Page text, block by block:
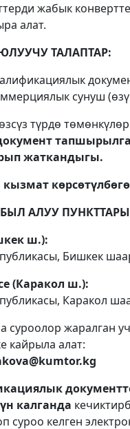
жабык
алат.
ТАЛАПТАР:
сунуш
түрдө
жаткандыгы.
АЛУУ ПУНКТТАРЫ
ш.):
Бишкек
(Каракол ш.):
Каракол
суроолор жаралган
кайрыла алат:
калганда
суроо келген